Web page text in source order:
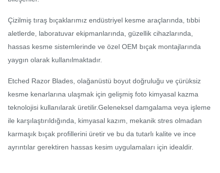
Çizilmiş tıraş bıçaklarımız endüstriyel kesme araçlarında, tıbbi
aletlerde, laboratuvar ekipmanlarında, güzellik cihazlarında,
hassas kesme sistemlerinde ve özel OEM bıçak montajlarında
yaygın olarak kullanılmaktadır.
Etched Razor Blades, olağanüstü boyut doğruluğu ve çürüksiz
kesme kenarlarına ulaşmak için gelişmiş foto kimyasal kazma
teknolojisi kullanılarak üretilir.Geleneksel damgalama veya işleme
ile karşılaştırıldığında, kimyasal kazım, mekanik stres olmadan
karmaşık bıçak profillerini üretir ve bu da tutarlı kalite ve ince
ayrıntılar gerektiren hassas kesim uygulamaları için idealdir.